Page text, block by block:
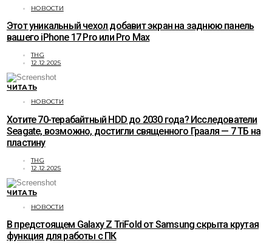
НОВОСТИ
Этот уникальный чехол добавит экран на заднюю панель
вашего iPhone 17 Pro или Pro Max
THG
12.12.2025
ЧИТАТЬ
НОВОСТИ
Хотите 70-терабайтный HDD до 2030 года? Исследователи
Seagate, возможно, достигли священного Грааля — 7 ТБ на
пластину
THG
12.12.2025
ЧИТАТЬ
НОВОСТИ
В предстоящем Galaxy Z TriFold от Samsung скрыта крутая
функция для работы с ПК